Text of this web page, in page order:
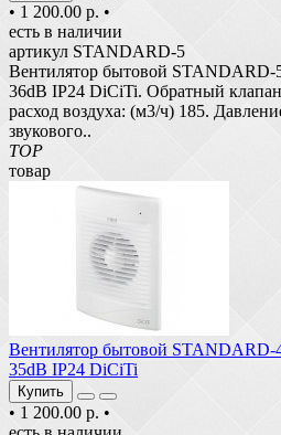
• 1 200.00 р. •
есть в наличии
артикул STANDARD-5
Вентилятор бытовой
36dB IP24 DiCiTi. Обратный
расход воздуха: (м3/ч) 185.
звукового..
TOP
товар
Вентилятор бытовой
35dB IP24 DiCiTi
Купить
• 1 200.00 р. •